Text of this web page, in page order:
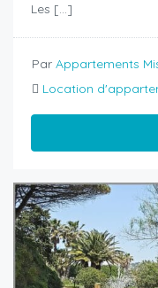
Les […]
Par Appartements
Location